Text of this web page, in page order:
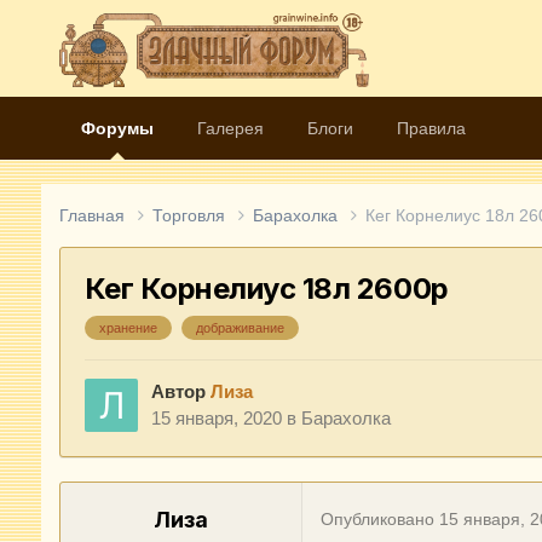
Форумы Галерея Блоги Правила
Главная Торговля Барахолка Кег Корнелиус 18л
Кег Корнелиус 18л 2600р
хранение дображивание
Автор Лиза
15 января, 2020в Барахолка
Лиза Опубликовано 15 января,